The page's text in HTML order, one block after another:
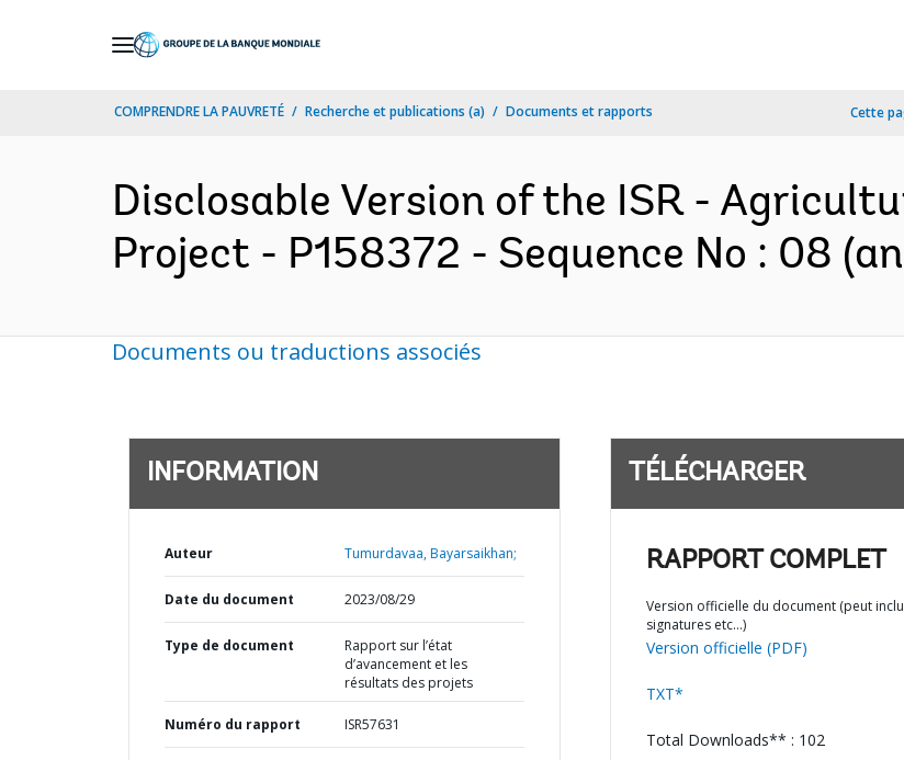
COMPRENDRE LA PAUVRETÉ Recherche et publications (a) Documents et rapports Cette
Disclosable Version of the ISR -
Project - P158372 - Sequence No : 08
Documents ou traductions associés
INFORMATION
Auteur Tumurdavaa, Bayarsaikhan;
Date du document 2023/08/29
Type de document
Rapport sur l’état
d’avancement et les
résultats des projets
Numéro du rapport ISR57631
TÉLÉCHARGER
RAPPORT COMPLET
Version officielle du document (peut
signatures etc…)
Version officielle (PDF)
TXT*
Total Downloads** : 102